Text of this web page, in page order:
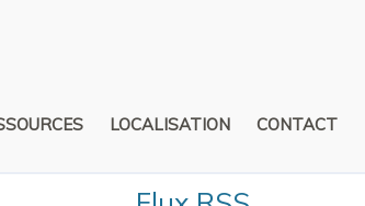
LOCALISATION CONTACT